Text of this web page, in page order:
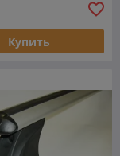
Купить